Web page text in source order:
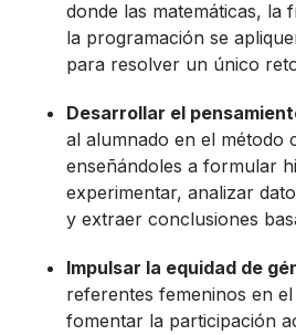
donde las matemáticas, la
la programación se
para resolver un único
Desarrollar el
al alumnado en el método
enseñándoles a formular
experimentar, analizar
y extraer conclusiones
Impulsar la equidad de
referentes femeninos en
fomentar la participación